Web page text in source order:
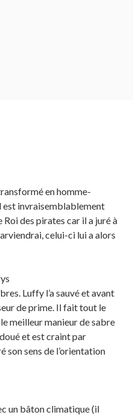
en homme-
est invraisemblablement
des pirates car il a juré à
celui-ci lui a alors
Luffy l’a sauvé et avant
de prime. Il fait tout le
meilleur manieur de sabre
et est craint par
son sens de l’orientation
un bâton climatique (il